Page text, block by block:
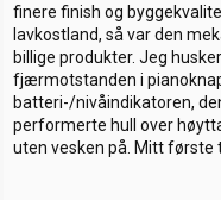
finere finish og
lavkostland, så var den
billige produkter. Jeg
fjærmotstanden i
batteri-/nivåindikatoren,
performerte hull over
uten vesken på. Mitt første